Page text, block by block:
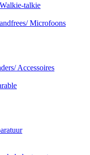
talkie
Microfoons
Accessoires